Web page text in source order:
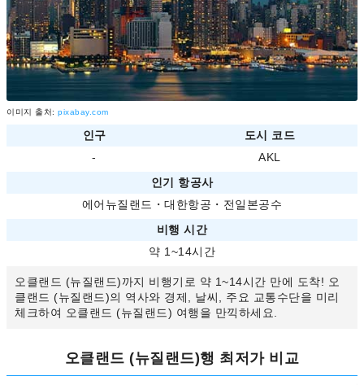
이미지 출처: pixabay.com
인구
도시 코드
-
AKL
인기 항공사
에어뉴질랜드 ・대한항공 ・ 전일본공수
비행 시간
약 1~14시간
오클랜드 (뉴질랜드)까지 비행기로 약 1~14시간 만에 도착! 오
클랜드 (뉴질랜드)의 역사와 경제, 날씨, 주요 교통수단을 미리
체크하여 오클랜드 (뉴질랜드) 여행을 만끽하세요.
오클랜드 (뉴질랜드)행 최저가 비교